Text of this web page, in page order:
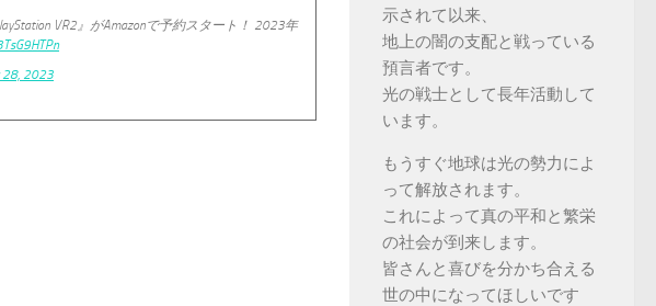
VR2』がAmazonで予約スタート！ 2023年
28, 2023
示されて以来、
地上の闇の支配と戦っている
預言者です。
光の戦士として長年活動して
います。
もうすぐ地球は光の勢力によ
って解放されます。
これによって真の平和と繁栄
の社会が到来します。
皆さんと喜びを分かち合える
世の中になってほしいです